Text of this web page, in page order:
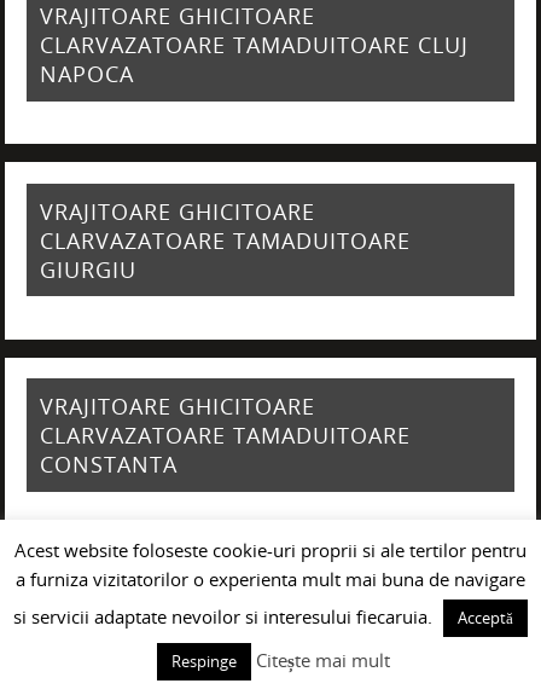
VRAJITOARE GHICITOARE
CLARVAZATOARE TAMADUITOARE CLUJ
NAPOCA
VRAJITOARE GHICITOARE
CLARVAZATOARE TAMADUITOARE
GIURGIU
VRAJITOARE GHICITOARE
CLARVAZATOARE TAMADUITOARE
CONSTANTA
Acest website foloseste cookie-uri proprii si ale tertilor pentru
a furniza vizitatorilor o experienta mult mai buna de navigare
si servicii adaptate nevoilor si interesului fiecaruia.
Acceptă
Respinge
Citește mai mult